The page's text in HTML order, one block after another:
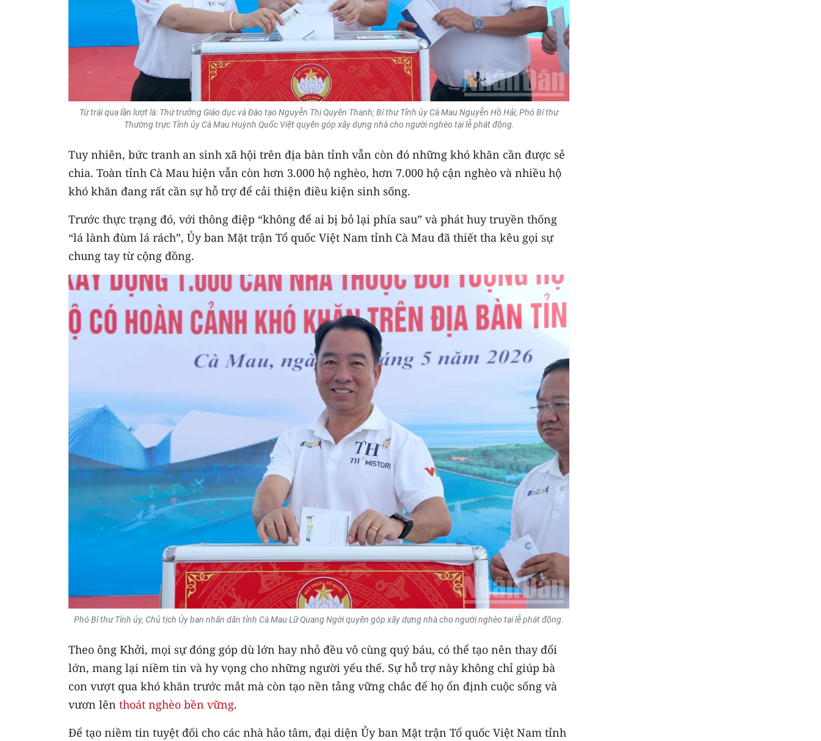
Từ trái qua lần lượt là: Thứ trưởng Giáo dục và Đào tạo Nguyễn Thị Quyên Thanh; Bí thư Tỉnh ủy Cà Mau Nguyễn Hồ Hải; Phó Bí thư
Thường trực Tỉnh ủy Cà Mau Huỳnh Quốc Việt quyên góp xây dựng nhà cho người nghèo tại lễ phát động.
Tuy nhiên, bức tranh an sinh xã hội trên địa bàn tỉnh vẫn còn đó những khó khăn cần được sẻ
chia. Toàn tỉnh Cà Mau hiện vẫn còn hơn 3.000 hộ nghèo, hơn 7.000 hộ cận nghèo và nhiều hộ
khó khăn đang rất cần sự hỗ trợ để cải thiện điều kiện sinh sống.
Trước thực trạng đó, với thông điệp “không để ai bị bỏ lại phía sau” và phát huy truyền thống
“lá lành đùm lá rách”, Ủy ban Mặt trận Tổ quốc Việt Nam tỉnh Cà Mau đã thiết tha kêu gọi sự
chung tay từ cộng đồng.
Phó Bí thư Tỉnh ủy, Chủ tịch Ủy ban nhân dân tỉnh Cà Mau Lữ Quang Ngời quyên góp xây dựng nhà cho người nghèo tại lễ phát động.
Theo ông Khởi, mọi sự đóng góp dù lớn hay nhỏ đều vô cùng quý báu, có thể tạo nên thay đổi
lớn, mang lại niềm tin và hy vọng cho những người yếu thế. Sự hỗ trợ này không chỉ giúp bà
con vượt qua khó khăn trước mắt mà còn tạo nền tảng vững chắc để họ ổn định cuộc sống và
vươn lên thoát nghèo bền vững.
Để tạo niềm tin tuyệt đối cho các nhà hảo tâm, đại diện Ủy ban Mặt trận Tổ quốc Việt Nam tỉnh